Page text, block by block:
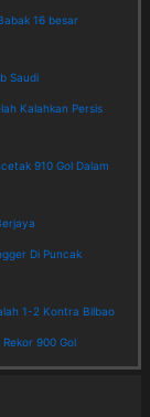
16 besar
Saudi
Kalahkan Persis
910 Gol Dalam
Di Puncak
1-2 Kontra Bilbao
900 Gol